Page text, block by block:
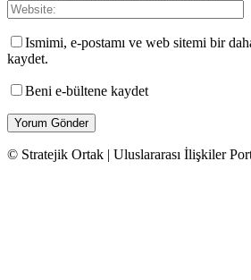
Ismimi, e-postamı ve web sitemi bir
kaydet.
Beni e-bültene kaydet
© Stratejik Ortak | Uluslararası İlişkiler